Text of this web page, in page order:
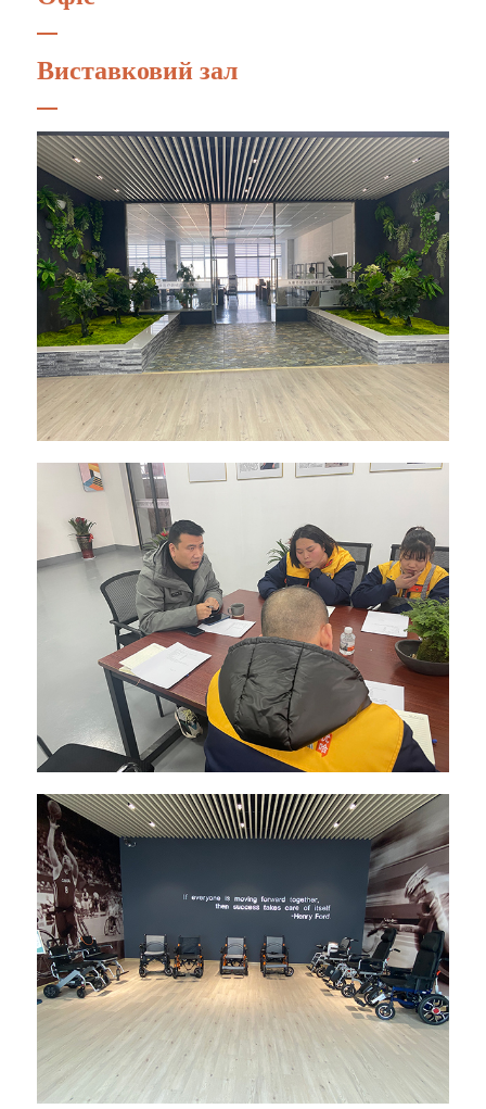
Виставковий зал